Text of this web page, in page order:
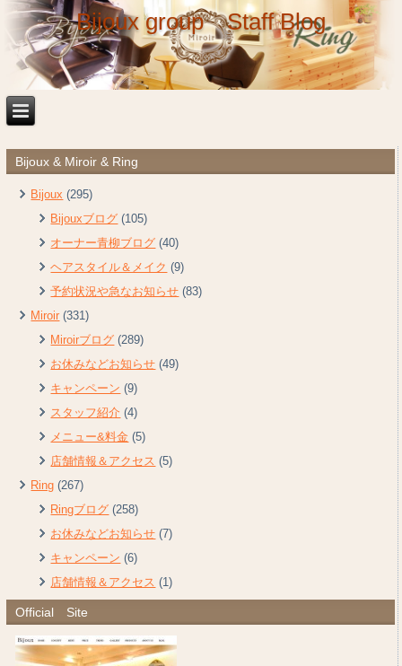
Bijoux group Staff Blog
Bijoux & Miroir & Ring
Bijoux (295)
Bijouxブログ (105)
オーナー青柳ブログ (40)
ヘアスタイル＆メイク (9)
予約状況や急なお知らせ (83)
Miroir (331)
Miroirブログ (289)
お休みなどお知らせ (49)
キャンペーン (9)
スタッフ紹介 (4)
メニュー&料金 (5)
店舗情報＆アクセス (5)
Ring (267)
Ringブログ (258)
お休みなどお知らせ (7)
キャンペーン (6)
店舗情報＆アクセス (1)
Official Site